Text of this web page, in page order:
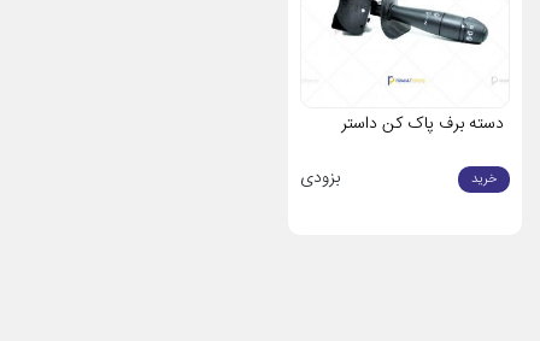
دسته برف پاک کن داستر
خرید بزودی